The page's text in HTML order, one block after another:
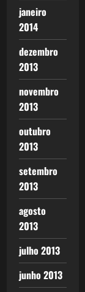
janeiro
2014
dezembro
2013
novembro
2013
outubro
2013
setembro
2013
agosto
2013
julho 2013
junho 2013